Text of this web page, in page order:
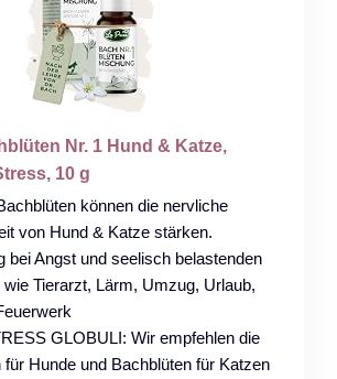
Nr. 1 Hund & Katze,
10 g
können die nervliche
von Hund & Katze stärken.
bei Angst und seelisch belastenden
wie Tierarzt, Lärm, Umzug, Urlaub,
GLOBULI: Wir empfehlen die
für Hunde und Bachblüten für Katzen